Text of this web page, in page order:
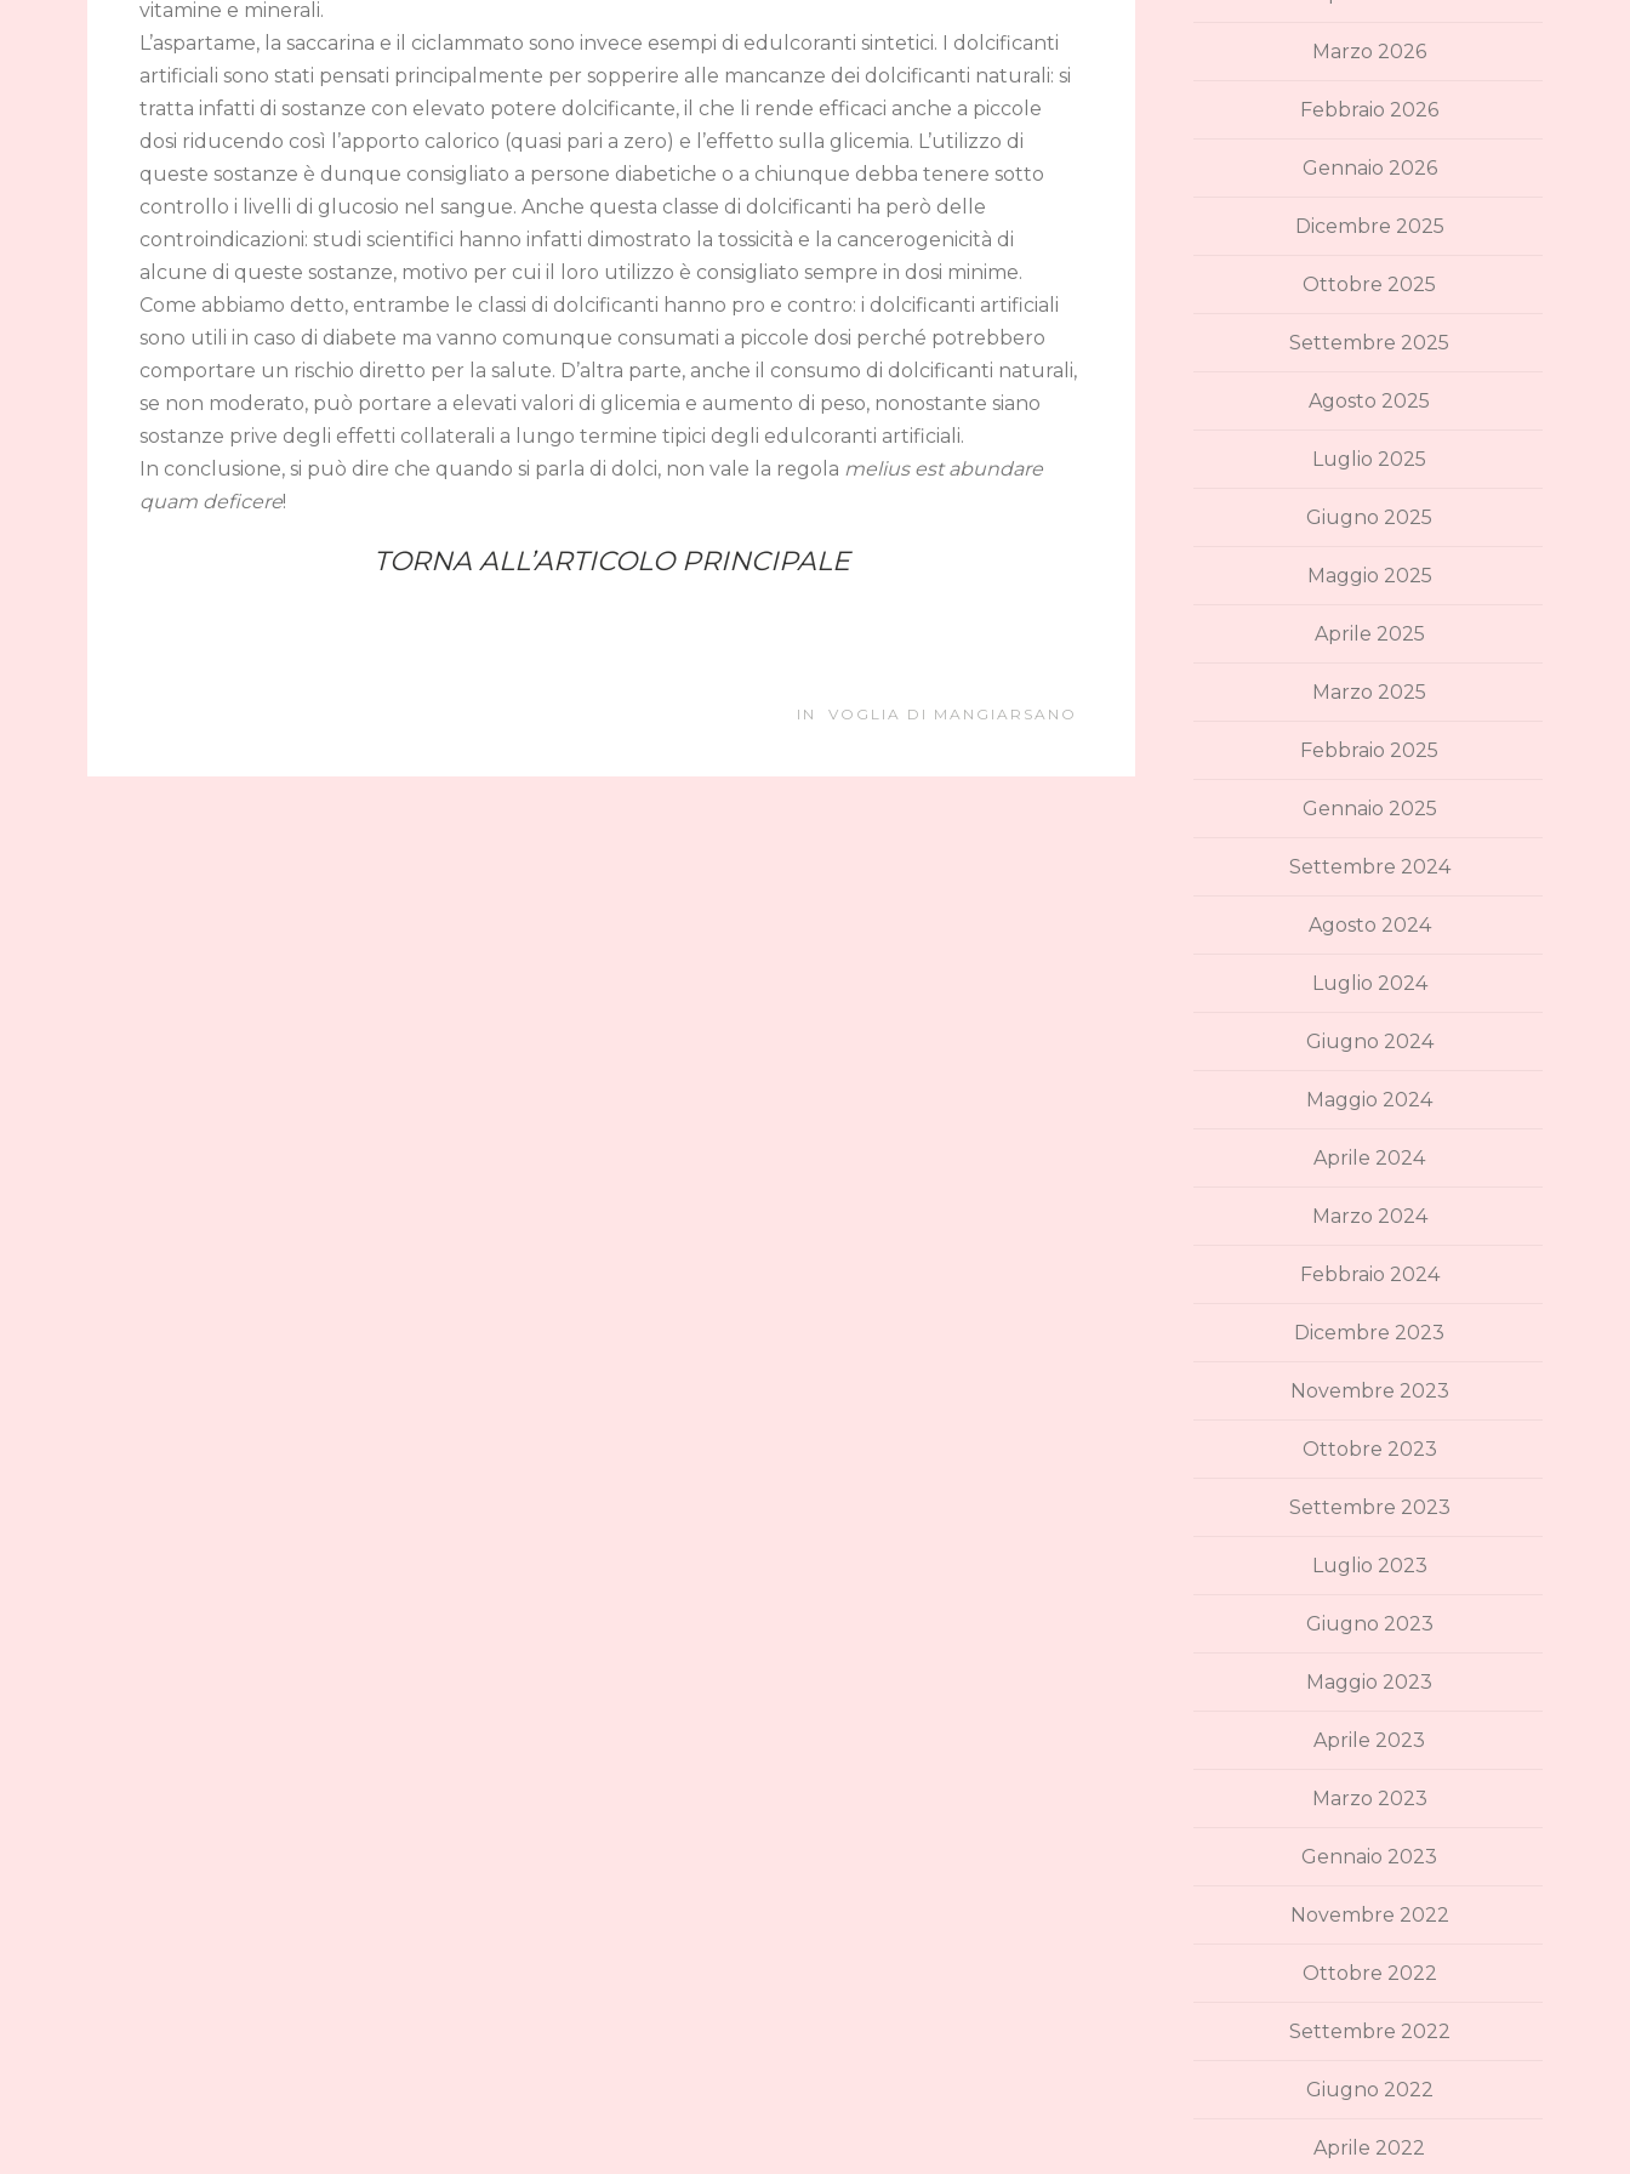
vitamine e minerali.
L’aspartame, la saccarina e il ciclammato sono invece esempi di edulcoranti sintetici. I dolcificanti
artificiali sono stati pensati principalmente per sopperire alle mancanze dei dolcificanti naturali: si
tratta infatti di sostanze con elevato potere dolcificante, il che li rende efficaci anche a piccole
dosi riducendo così l’apporto calorico (quasi pari a zero) e l’effetto sulla glicemia. L’utilizzo di
queste sostanze è dunque consigliato a persone diabetiche o a chiunque debba tenere sotto
controllo i livelli di glucosio nel sangue. Anche questa classe di dolcificanti ha però delle
controindicazioni: studi scientifici hanno infatti dimostrato la tossicità e la cancerogenicità di
alcune di queste sostanze, motivo per cui il loro utilizzo è consigliato sempre in dosi minime.
Come abbiamo detto, entrambe le classi di dolcificanti hanno pro e contro: i dolcificanti artificiali
sono utili in caso di diabete ma vanno comunque consumati a piccole dosi perché potrebbero
comportare un rischio diretto per la salute. D’altra parte, anche il consumo di dolcificanti naturali,
se non moderato, può portare a elevati valori di glicemia e aumento di peso, nonostante siano
sostanze prive degli effetti collaterali a lungo termine tipici degli edulcoranti artificiali.
In conclusione, si può dire che quando si parla di dolci, non vale la regola melius est abundare
quam deficere!
TORNA ALL’ARTICOLO PRINCIPALE
IN VOGLIA DI MANGIARSANO
Marzo 2026
Febbraio 2026
Gennaio 2026
Dicembre 2025
Ottobre 2025
Settembre 2025
Agosto 2025
Luglio 2025
Giugno 2025
Maggio 2025
Aprile 2025
Marzo 2025
Febbraio 2025
Gennaio 2025
Settembre 2024
Agosto 2024
Luglio 2024
Giugno 2024
Maggio 2024
Aprile 2024
Marzo 2024
Febbraio 2024
Dicembre 2023
Novembre 2023
Ottobre 2023
Settembre 2023
Luglio 2023
Giugno 2023
Maggio 2023
Aprile 2023
Marzo 2023
Gennaio 2023
Novembre 2022
Ottobre 2022
Settembre 2022
Giugno 2022
Aprile 2022